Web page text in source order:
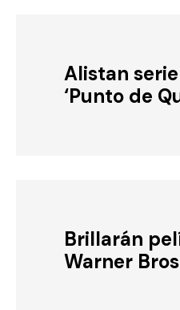
Alistan
‘Punto de
Brillarán
Warner